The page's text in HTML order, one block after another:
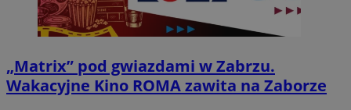
„Matrix” pod gwiazdami w Zabrzu.
Wakacyjne Kino ROMA zawita na Zaborze